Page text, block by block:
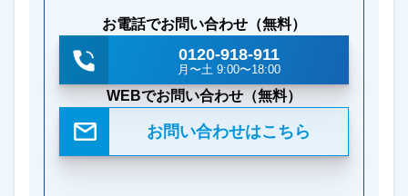
お電話でお問い合わせ（無料）
0120-918-911
月〜土 9:00〜18:00
WEBでお問い合わせ（無料）
お問い合わせはこちら